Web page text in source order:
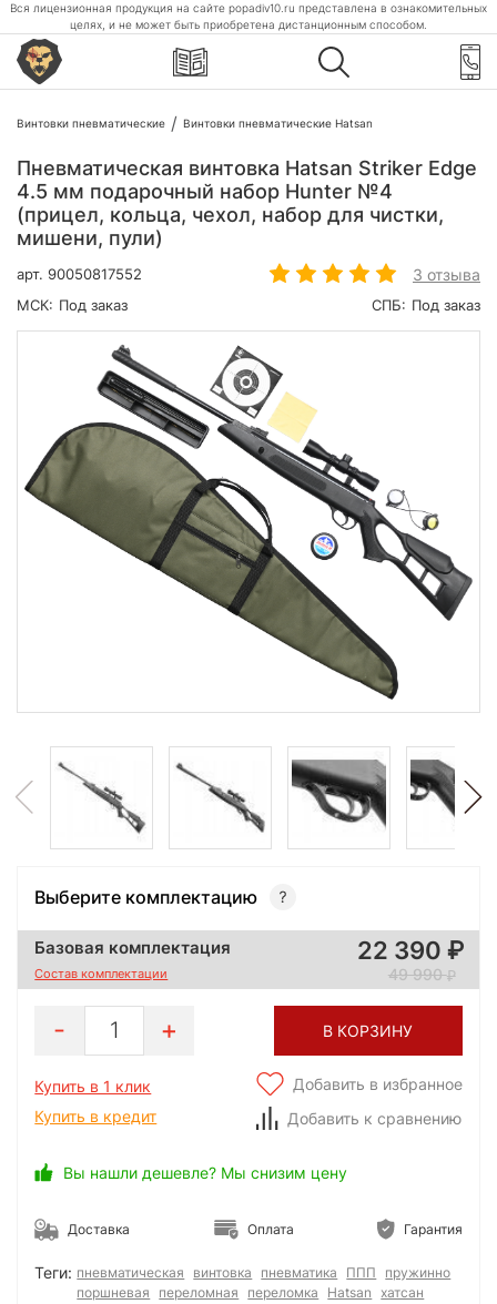
Вся лицензионная продукция на сайте popadiv10.ru представлена в ознакомительных
целях, и не может быть приобретена дистанционным способом.
Винтовки пневматические Винтовки пневматические Hatsan
Пневматическая винтовка Hatsan Striker Edge
4.5 мм подарочный набор Hunter №4
(прицел, кольца, чехол, набор для чистки,
мишени, пули)
арт. 90050817552 3 отзыва
МСК: Под заказ СПБ: Под заказ
Выберите комплектацию
Базовая комплектация
Состав комплектации
22 390
49 990
1 В КОРЗИНУ
Купить в 1 клик
Купить в кредит
Добавить в избранное
Добавить к сравнению
Вы нашли дешевле? Мы снизим цену
Доставка Оплата Гарантия
Теги: пневматическая винтовка пневматика ППП
пружинно
поршневая
переломная переломка Hatsan
хатсан